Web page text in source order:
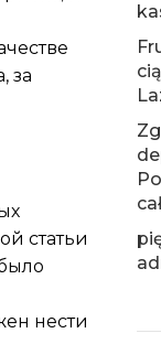
за
статьи
нести